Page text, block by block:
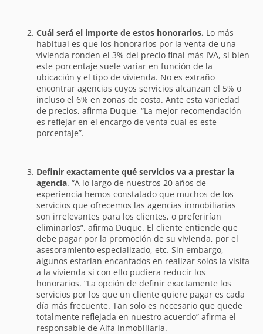
Cuál será el importe de estos honorarios. Lo más
habitual es que los honorarios por la venta de una
vivienda ronden el 3% del precio final más IVA, si bien
este porcentaje suele variar en función de la
ubicación y el tipo de vivienda. No es extraño
encontrar agencias cuyos servicios alcanzan el 5% o
incluso el 6% en zonas de costa. Ante esta variedad
de precios, afirma Duque, “La mejor recomendación
es reflejar en el encargo de venta cual es este
porcentaje”.
Definir exactamente qué servicios va a prestar la
agencia. “A lo largo de nuestros 20 años de
experiencia hemos constatado que muchos de los
servicios que ofrecemos las agencias inmobiliarias
son irrelevantes para los clientes, o preferirían
eliminarlos”, afirma Duque. El cliente entiende que
debe pagar por la promoción de su vivienda, por el
asesoramiento especializado, etc. Sin embargo,
algunos estarían encantados en realizar solos la visita
a la vivienda si con ello pudiera reducir los
honorarios. “La opción de definir exactamente los
servicios por los que un cliente quiere pagar es cada
día más frecuente. Tan solo es necesario que quede
totalmente reflejada en nuestro acuerdo” afirma el
responsable de Alfa Inmobiliaria.